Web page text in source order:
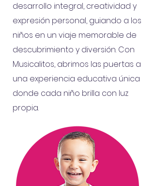
desarrollo integral, creatividad y
expresión personal, guiando a los
niños en un viaje memorable de
descubrimiento y diversión. Con
Musicalitos, abrimos las puertas a
una experiencia educativa única
donde cada niño brilla con luz
propia.